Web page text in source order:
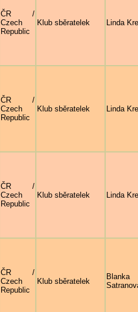
ČR /
Czech
Republic
Klub sběratelek Linda
ČR /
Czech
Republic
Klub sběratelek Linda
ČR /
Czech
Republic
Klub sběratelek Linda
ČR /
Czech
Republic
Klub sběratelek
Blanka